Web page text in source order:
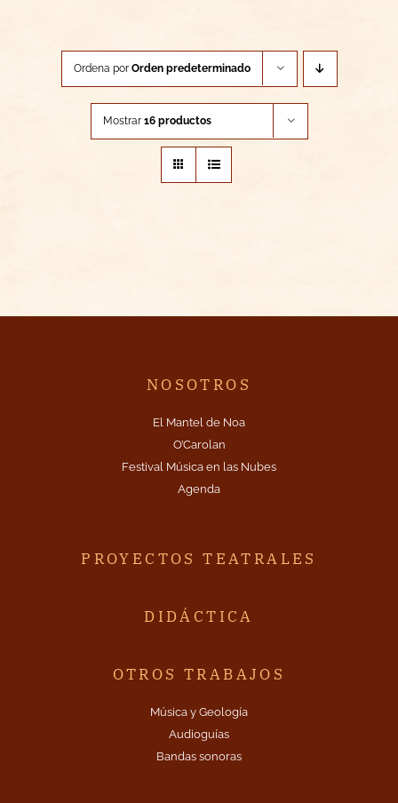
Ordena por Orden predeterminado
Mostrar 16 productos
NOSOTROS
El Mantel de Noa
O’Carolan
Festival Música en las Nubes
Agenda
PROYECTOS TEATRALES
DIDÁCTICA
OTROS TRABAJOS
Música y Geología
Audioguías
Bandas sonoras